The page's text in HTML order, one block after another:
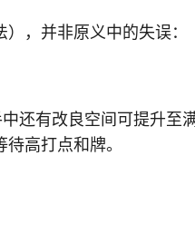
，并非原义中的失误：
还有改良空间可提升至
高打点和牌。